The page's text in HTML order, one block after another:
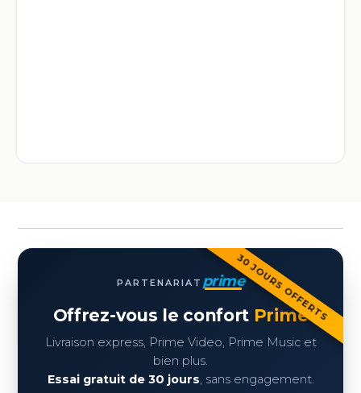
30 JOURS OFFERTS
PARTENARIAT prime
Offrez-vous le confort Prime
Livraison express, Prime Video, Prime Music et
bien plus.
Essai gratuit de 30 jours, sans engagement.